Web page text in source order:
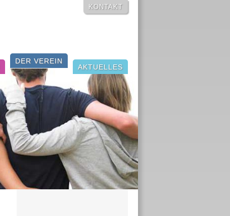
NAVIGATION
ÜBERSPRINGEN
KONTAKT
DER VEREIN
AKTUELLES